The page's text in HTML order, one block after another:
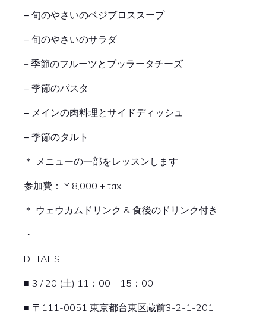
‒ 旬のやさいのベジブロススープ
‒ 旬のやさいのサラダ
– 季節のフルーツとブッラータチーズ
‒ 季節のパスタ
‒ メインの肉料理とサイドディッシュ
‒ 季節のタルト
＊ メニューの一部をレッスンします
参加費： ¥ 8,000 + tax
＊ ウェウカムドリンク & 食後のドリンク付き
・
DETAILS
■ 3 / 20 (土) 11：00 – 15：00
■ 〒111-0051 東京都台東区蔵前3-2-1-201